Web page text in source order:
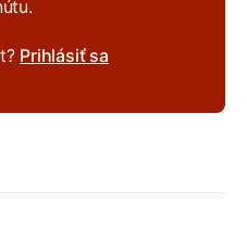
Prihlásiť sa